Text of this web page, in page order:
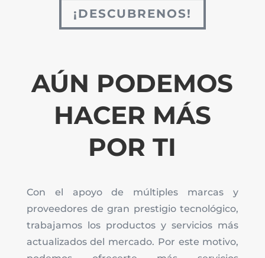
¡DESCUBRENOS!
AÚN PODEMOS
HACER MÁS
POR TI
Con el apoyo de múltiples marcas y
proveedores de gran prestigio tecnológico,
trabajamos los productos y servicios más
actualizados del mercado. Por este motivo,